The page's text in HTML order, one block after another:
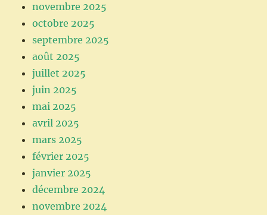
novembre 2025
octobre 2025
septembre 2025
août 2025
juillet 2025
juin 2025
mai 2025
avril 2025
mars 2025
février 2025
janvier 2025
décembre 2024
novembre 2024